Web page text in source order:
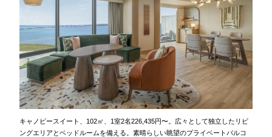
キャノピースイート、102㎡、1室2名226,435円〜。広々として独立したリビ
ングエリアとベッドルームを備える。素晴らしい眺望のプライベートバルコ